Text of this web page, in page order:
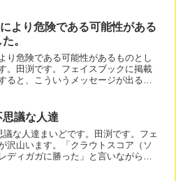
より危険である可能性がある
。
危険である可能性があるものとし
。田渕です。フェイスブックに掲載
ると、こういうメッセージが出るこ
議な人達
な人達まいどです。田渕です。フェ
沢山います。「クラウトスコア（ソ
ディガガに勝った」と言いながら、